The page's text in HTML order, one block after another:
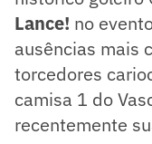
Lance! no
ausências mais
torcedores
camisa 1 do
recentemente